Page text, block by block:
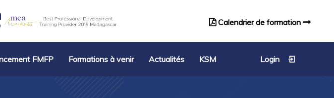
Calendrier de formation
FMFP Formations à venir Actualités KSM Login